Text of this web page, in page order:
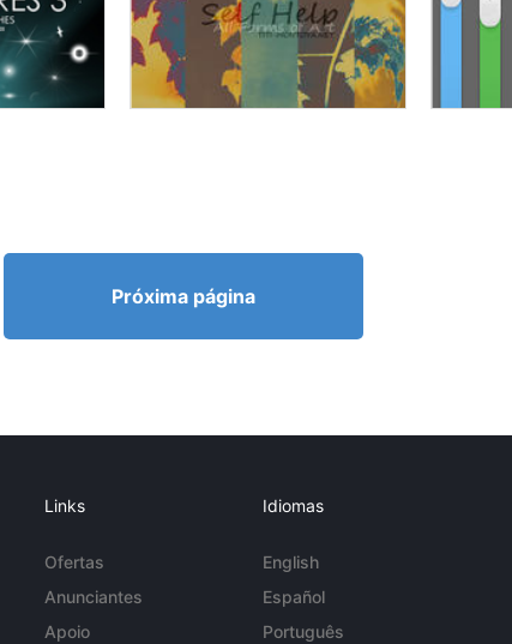
Próxima página
Links
Ofertas
Anunciantes
Apoio
Idiomas
English
Español
Português